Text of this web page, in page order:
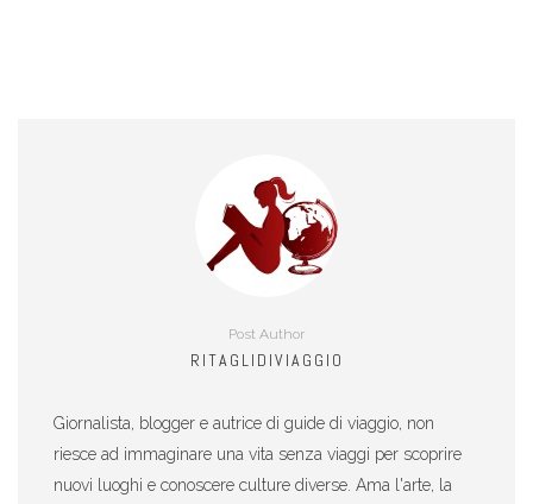
Post Author
RITAGLIDIVIAGGIO
Giornalista, blogger e autrice di guide di viaggio, non
riesce ad immaginare una vita senza viaggi per scoprire
nuovi luoghi e conoscere culture diverse. Ama l'arte, la